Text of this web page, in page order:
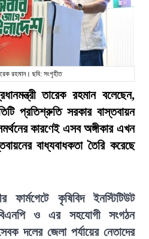
রহমান। ছবি: সংগৃহীত
তারেক রহমান বলেছেন,
প্রতিশ্রুতি সরকার বাস্তবায়ন
কারণেই এসব অঙ্গীকার এখন
বাধ্যবাধকতা তৈরি করেছে
কৃষিবিদ ইনস্টিটিউট
ও এর সহযোগী সংগঠন
দলের জেলা পর্যায়ের নেতাদের